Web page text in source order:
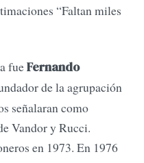
“Faltan miles
fueFernando
de la agrupación
señalaran como
Vandor y Rucci.
en 1973. En 1976